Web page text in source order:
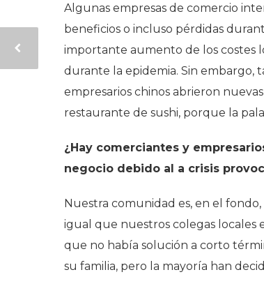
Algunas empresas de comercio
beneficios o incluso pérdidas
importante aumento de los costes
durante la epidemia. Sin embargo,
empresarios chinos abrieron
restaurante de sushi, porque la
¿Hay comerciantes y
negocio debido al a crisis
Nuestra comunidad es, en el
igual que nuestros colegas locales
que no había solución a corto
su familia, pero la mayoría han